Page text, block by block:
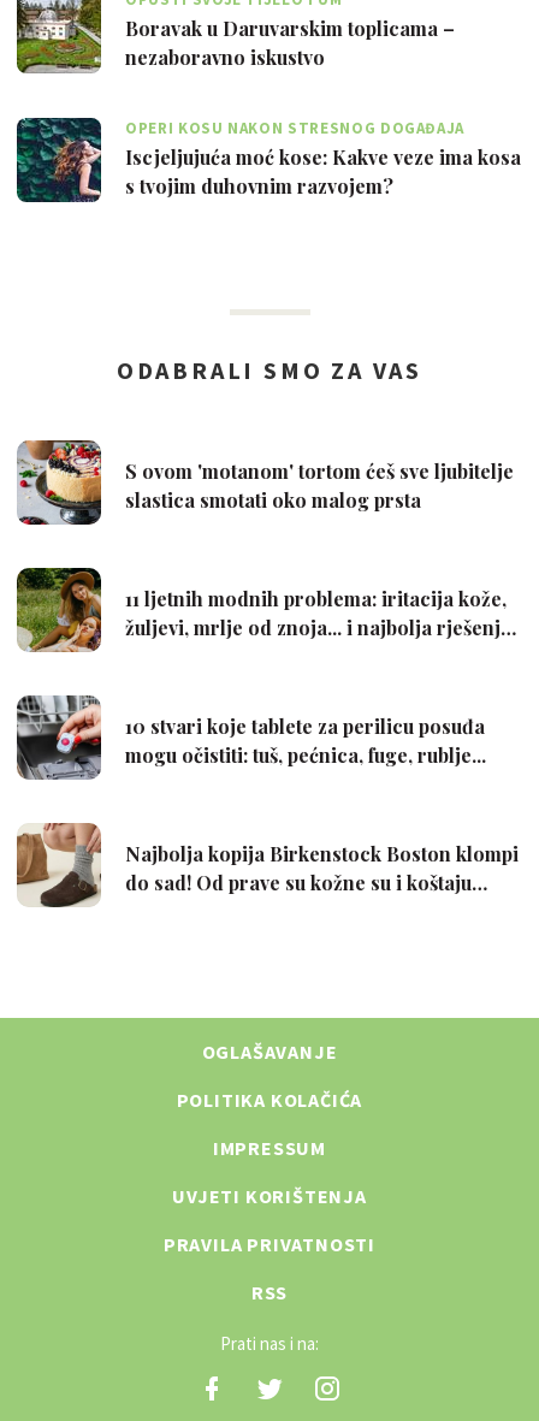
Boravak u Daruvarskim toplicama –
nezaboravno iskustvo
OPERI KOSU NAKON STRESNOG DOGAĐAJA
Iscjeljujuća moć kose: Kakve veze ima kosa
s tvojim duhovnim razvojem?
OGLAŠAVANJE
POLITIKA KOLAČIĆA
IMPRESSUM
UVJETI KORIŠTENJA
PRAVILA PRIVATNOSTI
RSS
Prati nas i na: